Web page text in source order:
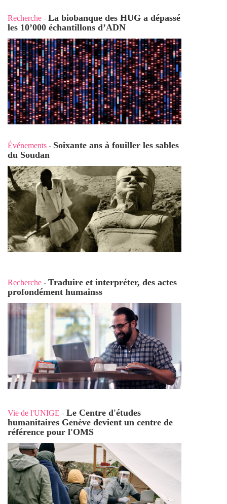
Recherche - La biobanque des HUG a dépassé
les 10’000 échantillons d’ADN
Événements - Soixante ans à fouiller les sables
du Soudan
Recherche - Traduire et interpréter, des actes
profondément humainss
Vie de l'UNIGE - Le Centre d'études
humanitaires Genève devient un centre de
référence pour l'OMS